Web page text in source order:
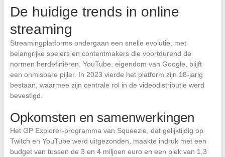
De huidige trends in online
streaming
Streamingplatforms ondergaan een snelle evolutie, met
belangrijke spelers en contentmakers die voortdurend de
normen herdefiniëren. YouTube, eigendom van Google, blijft
een onmisbare pijler. In 2023 vierde het platform zijn 18-jarig
bestaan, waarmee zijn centrale rol in de videodistributie werd
bevestigd.
Opkomsten en samenwerkingen
Het GP Explorer-programma van Squeezie, dat gelijktijdig op
Twitch en YouTube werd uitgezonden, maakte indruk met een
budget van tussen de 3 en 4 miljoen euro en een piek van 1,3